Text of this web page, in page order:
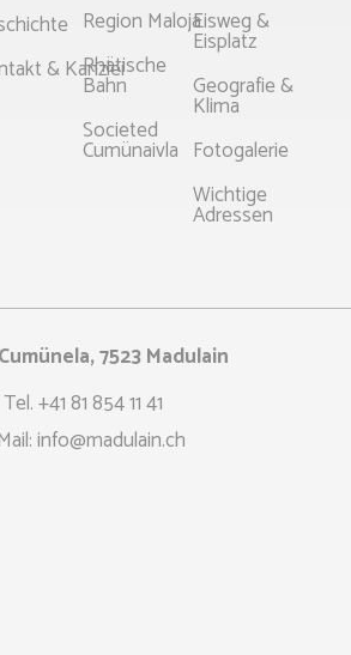
& Kanzlei
Region Maloja
Rhätische
Bahn
Societed
Cumünaivla
Eisweg &
Eisplatz
Geografie &
Klima
Fotogalerie
Wichtige
Adressen
7523 Madulain
Tel.+41 81 854 11 41
info@madulain.ch